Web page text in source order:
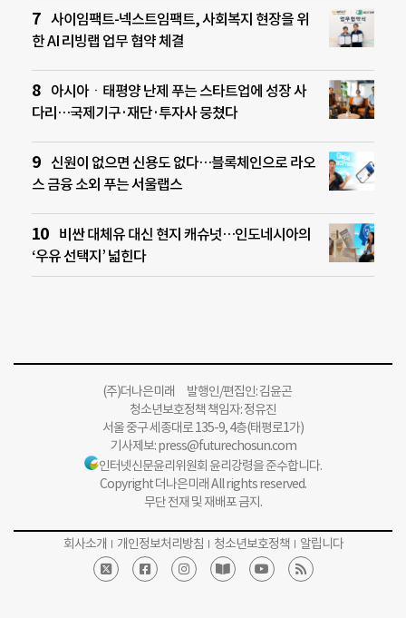
사이임팩트-넥스트임팩트, 사회복지 현장을 위
한 AI 리빙랩 업무 협약 체결
아시아ㆍ태평양 난제 푸는 스타트업에 성장 사
다리…국제기구·재단·투자사 뭉쳤다
신원이 없으면 신용도 없다…블록체인으로 라오
스 금융 소외 푸는 서울랩스
비싼 대체유 대신 현지 캐슈넛…인도네시아의
‘우유 선택지’ 넓힌다
(주)더나은미래 발행인/편집인: 김윤곤
청소년보호정책 책임자: 정유진
서울 중구 세종대로 135-9, 4층(태평로1가)
기사제보:press@futurechosun.com
인터넷신문윤리위원회 윤리강령을 준수합니다.
Copyright 더나은미래 All rights reserved.
무단 전재 및 재배포 금지.
회사소개 개인정보처리방침 청소년보호정책 알립니다